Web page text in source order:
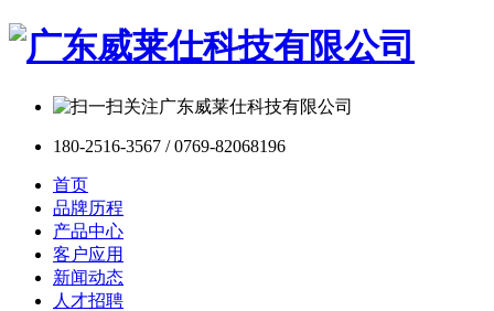
180-2516-3567 / 0769-82068196
首页
品牌历程
产品中心
客户应用
新闻动态
人才招聘